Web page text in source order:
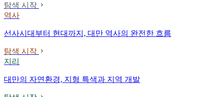
탐색 시작
역사
선사시대부터 현대까지, 대만 역사의 완전한 흐름
탐색 시작
지리
대만의 자연환경, 지형 특색과 지역 개발